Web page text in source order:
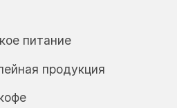
питание
продукция